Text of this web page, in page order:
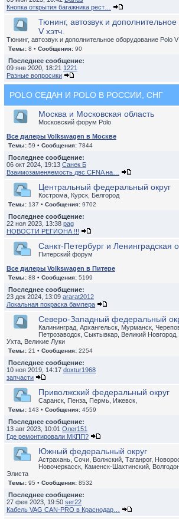
Кнопка открытия багажника рест…
Тюнинг, автозвук и
V хэтч.
Тюнинг, автозвук и дополнительное оборудование Polo V
Темы: 8 • Сообщения: 90
Последнее сообщение:
09 янв 2020, 18:21 1221
Разные вопросики
POLO СЕДАН И POLO В РОССИИ, СНГ
Москва и Московская область
Московский форум Polo
Все дилеры Volkswagen в Москве
Темы: 59 • Сообщения: 7844
Последнее сообщение:
06 окт 2024, 19:13 Санек Б
Взаимозаменяемость двс CFNA на…
Центральный федеральный округ
Кострома, Курск, Белгород
Темы: 137 • Сообщения: 9702
Последнее сообщение:
22 ноя 2023, 13:38 pag
НОВОСТИ РЕГИОНА !!!
Санкт-Петербург и Ленинградская
Питерский форум
Все дилеры Volkswagen в Питере
Темы: 88 • Сообщения: 5199
Последнее сообщение:
23 дек 2024, 13:09 ararat2012
Локальная покраска бампера
Северо-Западный федеральный
Калининград, Архангельск, Мурманск,
Петрозаводск, Сыктывкар, Великий
Ухта, Великие Луки
Темы: 21 • Сообщения: 2254
Последнее сообщение:
10 ноя 2019, 14:17 doxtur1968
запчасти
Приволжский федеральный округ
Саранск, Пенза, Пермь, Ижевск,
Темы: 143 • Сообщения: 4559
Последнее сообщение:
13 авг 2023, 10:01 Олег151
Где ремонтировали МКПП?
Южный федеральный округ
Астрахань, Сочи, Волжский, Таганрог,
Новочеркасск, Каменск-Шахтинский,
Элиста
Темы: 95 • Сообщения: 8532
Последнее сообщение:
27 фев 2023, 19:50 ser22
Кабель VAG CAN-PRO в Краснодар…